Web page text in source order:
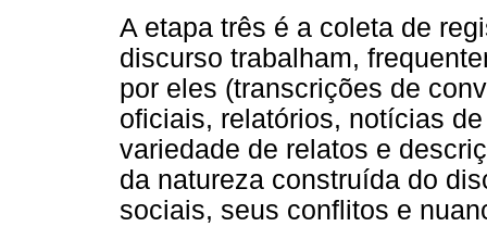
A etapa três é a coleta de
discurso trabalham,
por eles (transcrições de
oficiais, relatórios, notícias
variedade de relatos e
da natureza construída do
sociais, seus conflitos e